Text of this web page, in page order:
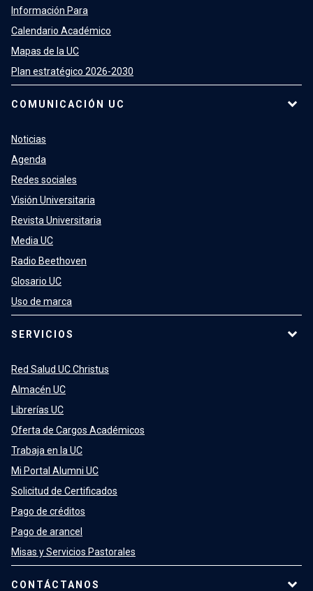
Información Para
Calendario Académico
Mapas de la UC
Plan estratégico 2026-2030
COMUNICACIÓN UC
Noticias
Agenda
Redes sociales
Visión Universitaria
Revista Universitaria
Media UC
Radio Beethoven
Glosario UC
Uso de marca
SERVICIOS
Red Salud UC Christus
Almacén UC
Librerías UC
Oferta de Cargos Académicos
Trabaja en la UC
Mi Portal Alumni UC
Solicitud de Certificados
Pago de créditos
Pago de arancel
Misas y Servicios Pastorales
CONTÁCTANOS